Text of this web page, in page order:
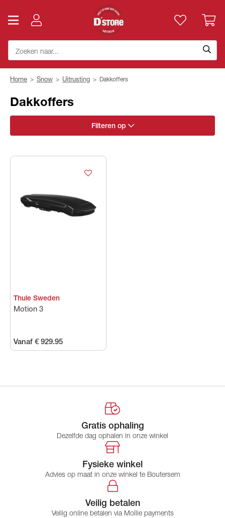
Home > Snow > Uitrusting > Dakkoffers
Dakkoffers
Filteren op
Thule Sweden
Motion 3
Vanaf € 929.95
Gratis ophaling
Dezelfde dag ophalen in onze winkel
Fysieke winkel
Advies op maat in onze winkel te Boutersem
Veilig betalen
Veilig online betalen via Mollie payments